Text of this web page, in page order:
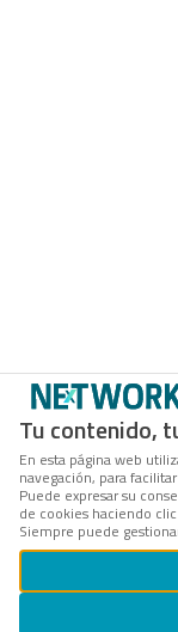
Tu contenido,
En esta página web
navegación, para
Puede expresar su
de cookies haciendo clic
Siempre puede